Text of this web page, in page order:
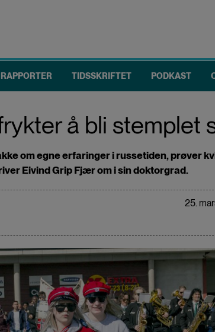
RAPPORTER TIDSSKRIFTET PODKAST
å bli stemplet
om egne erfaringer i russetiden, prøver
Eivind Grip Fjær om i sin doktorgrad.
25.